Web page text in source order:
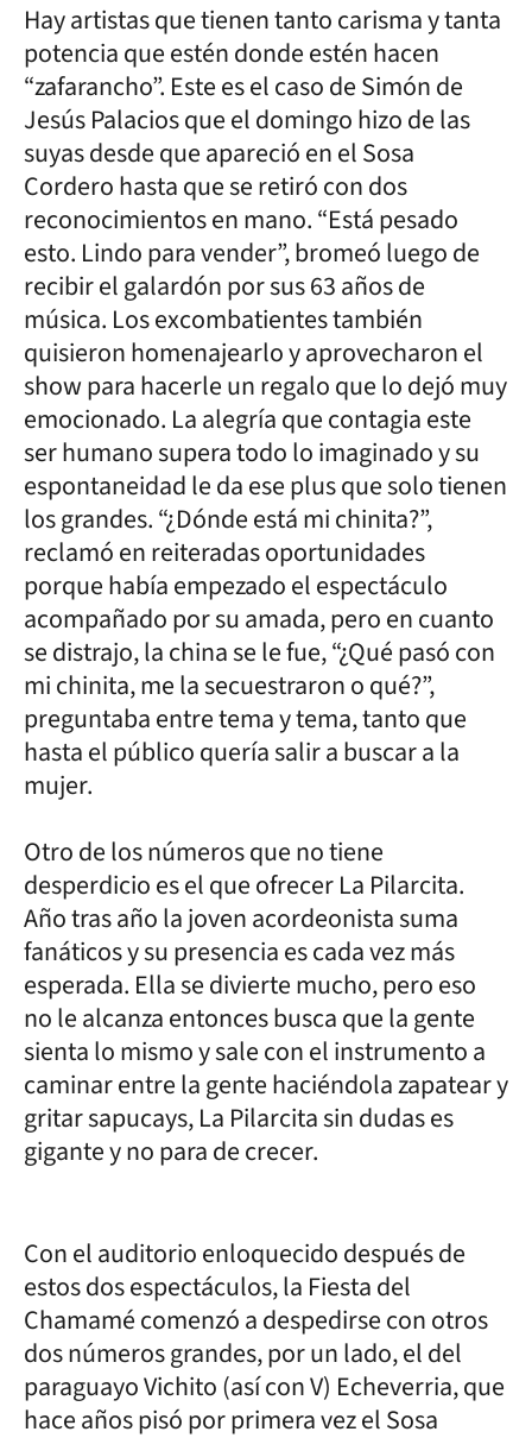
Hay artistas que tienen tanto carisma y tanta
potencia que estén donde estén hacen
“zafarancho”. Este es el caso de Simón de
Jesús Palacios que el domingo hizo de las
suyas desde que apareció en el Sosa
Cordero hasta que se retiró con dos
reconocimientos en mano. “Está pesado
esto. Lindo para vender”, bromeó luego de
recibir el galardón por sus 63 años de
música. Los excombatientes también
quisieron homenajearlo y aprovecharon el
show para hacerle un regalo que lo dejó muy
emocionado. La alegría que contagia este
ser humano supera todo lo imaginado y su
espontaneidad le da ese plus que solo tienen
los grandes. “¿Dónde está mi chinita?”,
reclamó en reiteradas oportunidades
porque había empezado el espectáculo
acompañado por su amada, pero en cuanto
se distrajo, la china se le fue, “¿Qué pasó con
mi chinita, me la secuestraron o qué?”,
preguntaba entre tema y tema, tanto que
hasta el público quería salir a buscar a la
mujer.
Otro de los números que no tiene
desperdicio es el que ofrecer La Pilarcita.
Año tras año la joven acordeonista suma
fanáticos y su presencia es cada vez más
esperada. Ella se divierte mucho, pero eso
no le alcanza entonces busca que la gente
sienta lo mismo y sale con el instrumento a
caminar entre la gente haciéndola zapatear y
gritar sapucays, La Pilarcita sin dudas es
gigante y no para de crecer.
Con el auditorio enloquecido después de
estos dos espectáculos, la Fiesta del
Chamamé comenzó a despedirse con otros
dos números grandes, por un lado, el del
paraguayo Vichito (así con V) Echeverria, que
hace años pisó por primera vez el Sosa